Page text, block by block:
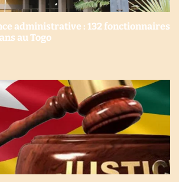
administrative : 132 fonctionnaires
au Togo